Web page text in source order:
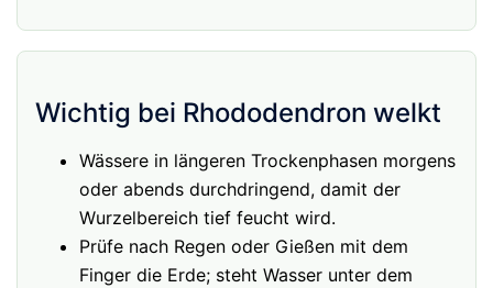
Wichtig bei Rhododendron welkt
Wässere in längeren Trockenphasen morgens
oder abends durchdringend, damit der
Wurzelbereich tief feucht wird.
Prüfe nach Regen oder Gießen mit dem
Finger die Erde; steht Wasser unter dem